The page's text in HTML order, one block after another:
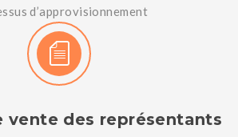
d’approvisionnement
vente des représentants